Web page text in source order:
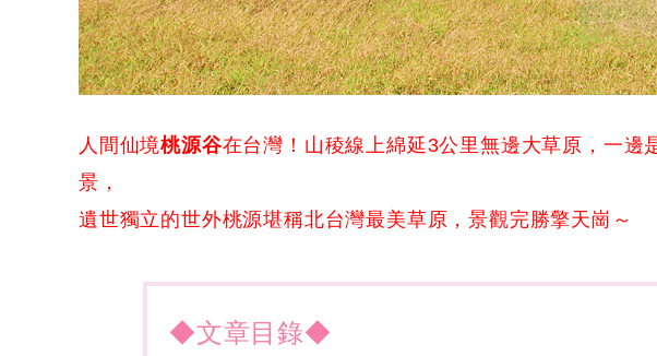
人間仙境桃源谷在台灣！山稜線上綿延3公里無邊大草原，一邊
景，
遺世獨立的世外桃源堪稱北台灣最美草原，景觀完勝擎天崗～
◆文章目錄◆